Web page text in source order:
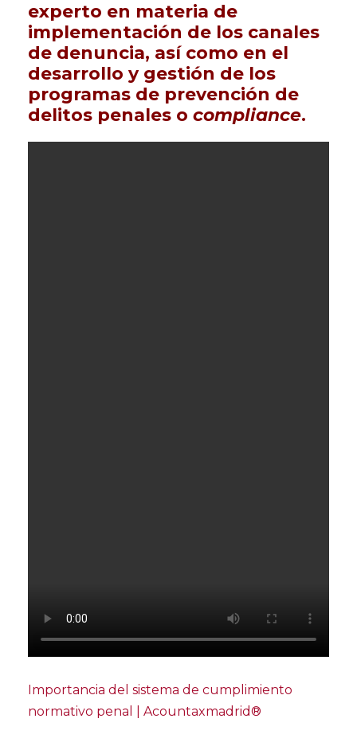
experto en materia de
implementación de los canales
de denuncia, así como en el
desarrollo y gestión de los
programas de prevención de
delitos penales o compliance.
Importancia del sistema de cumplimiento
normativo penal | Acountaxmadrid®